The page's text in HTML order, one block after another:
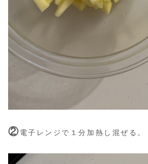
②電子レンジで１分加熱し混ぜる。